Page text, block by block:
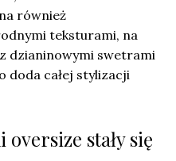
również
teksturami, na
dzianinowymi swetrami
doda całej stylizacji
stały się